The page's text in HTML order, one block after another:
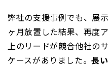
弊社の支援事例でも、展
ヶ月放置した結果、再度
上のリードが競合他社の
ケースがありました。長